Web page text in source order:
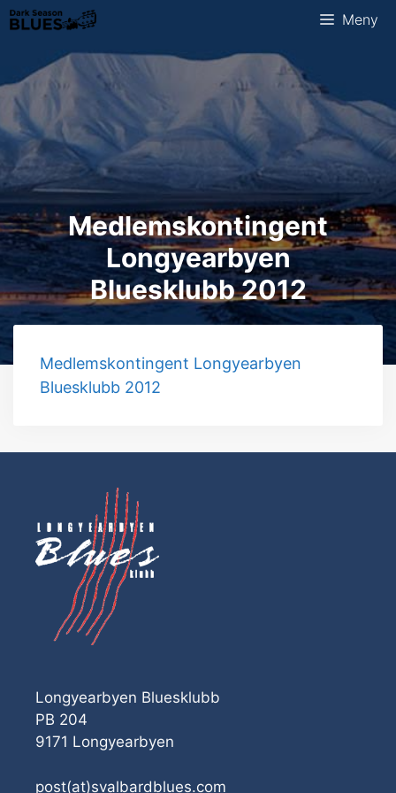
Hopp
til
innhold
Meny
Medlemskontingent
Longyearbyen
Bluesklubb 2012
Medlemskontingent Longyearbyen
Bluesklubb 2012
Longyearbyen Bluesklubb
PB 204
9171 Longyearbyen
post(at)svalbardblues.com